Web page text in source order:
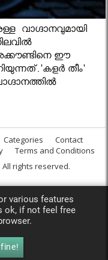
വാഗ്ദാനവുമായി
ഈ
തീം'
Categories
Contact
Terms and Conditions
. All rights reserved.
various features
ok, if not feel free